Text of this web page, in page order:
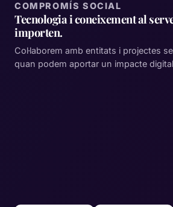
COMPROMÍS SOCIAL
Tecnologia i coneixement al
importen.
Col·laborem amb entitats i projectes
quan podem aportar un impacte